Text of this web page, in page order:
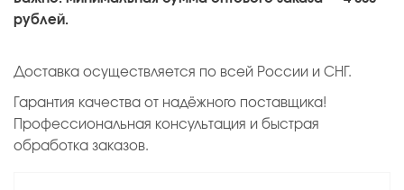
рублей.
Доставка осуществляется по всей России и СНГ.
Гарантия качества от надёжного поставщика!
Профессиональная консультация и быстрая
обработка заказов.